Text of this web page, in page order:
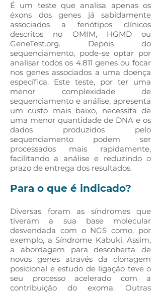
É um teste que analisa apenas os
éxons dos genes já sabidamente
associados a fenótipos clínicos
descritos no OMIM, HGMD ou
GeneTest.org. Depois do
sequenciamento, pode-se optar por
analisar todos os 4.811 genes ou focar
nos genes associados a uma doença
específica. Este teste, por ter uma
menor complexidade de
sequenciamento e análise, apresenta
um custo mais baixo, necessita de
uma menor quantidade de DNA e os
dados produzidos pelo
sequenciamento podem ser
processados mais rapidamente,
facilitando a análise e reduzindo o
prazo de entrega dos resultados.
Para o que é indicado?
Diversas foram as síndromes que
tiveram a sua base molecular
desvendada com o NGS como, por
exemplo, a Síndrome Kabuki. Assim,
a abordagem para descoberta de
novos genes através da clonagem
posicional e estudo de ligação teve o
seu processo acelerado com a
contribuição do exoma. Outras